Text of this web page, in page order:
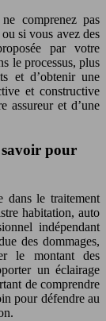
comprenez pas
si vous avez des
par votre
le processus, plus
et d’obtenir une
et constructive
assureur et d’une
savoir pour
dans le traitement
habitation, auto
indépendant
des dommages,
le montant des
un éclairage
de comprendre
pour défendre au